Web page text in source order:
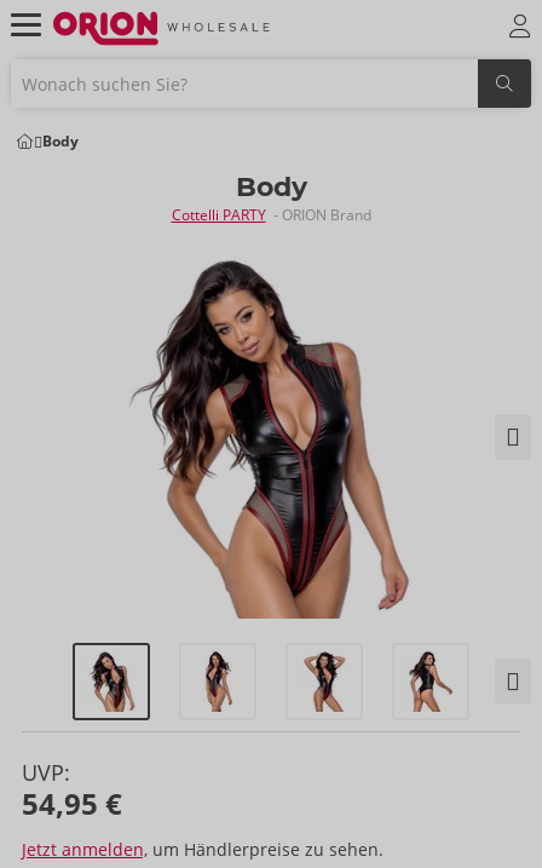
Body
Body
Cottelli PARTY - ORION Brand
UVP:
54,95 €
Jetzt anmelden, um Händlerpreise zu sehen.